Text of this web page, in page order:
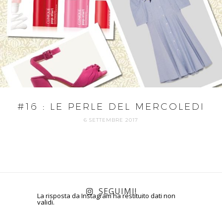
#16 : LE PERLE DEL MERCOLEDI
6 SETTEMBRE 2017
La risposta da Instagram ha restituito dati non
validi.
SEGUIMI!